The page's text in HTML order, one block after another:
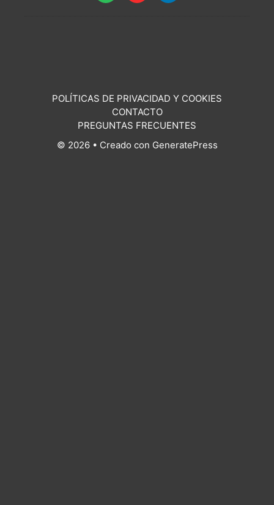
POLÍTICAS DE PRIVACIDAD Y COOKIES
CONTACTO
PREGUNTAS FRECUENTES
© 2026 • Creado con GeneratePress